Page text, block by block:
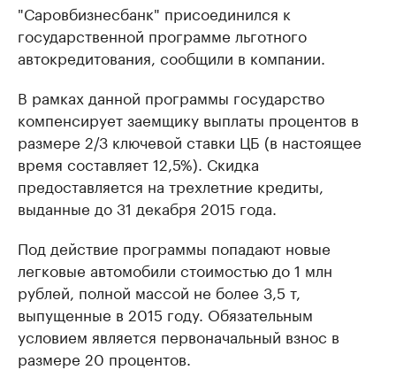
"Саровбизнесбанк" присоединился к
государственной программе льготного
автокредитования, сообщили в компании.
В рамках данной программы государство
компенсирует заемщику выплаты процентов в
размере 2/3 ключевой ставки ЦБ (в настоящее
время составляет 12,5%). Скидка
предоставляется на трехлетние кредиты,
выданные до 31 декабря 2015 года.
Под действие программы попадают новые
легковые автомобили стоимостью до 1 млн
рублей, полной массой не более 3,5 т,
выпущенные в 2015 году. Обязательным
условием является первоначальный взнос в
размере 20 процентов.